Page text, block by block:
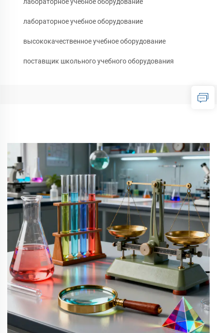
лабораторное учебное оборудование
высококачественное учебное оборудование
поставщик школьного учебного оборудования